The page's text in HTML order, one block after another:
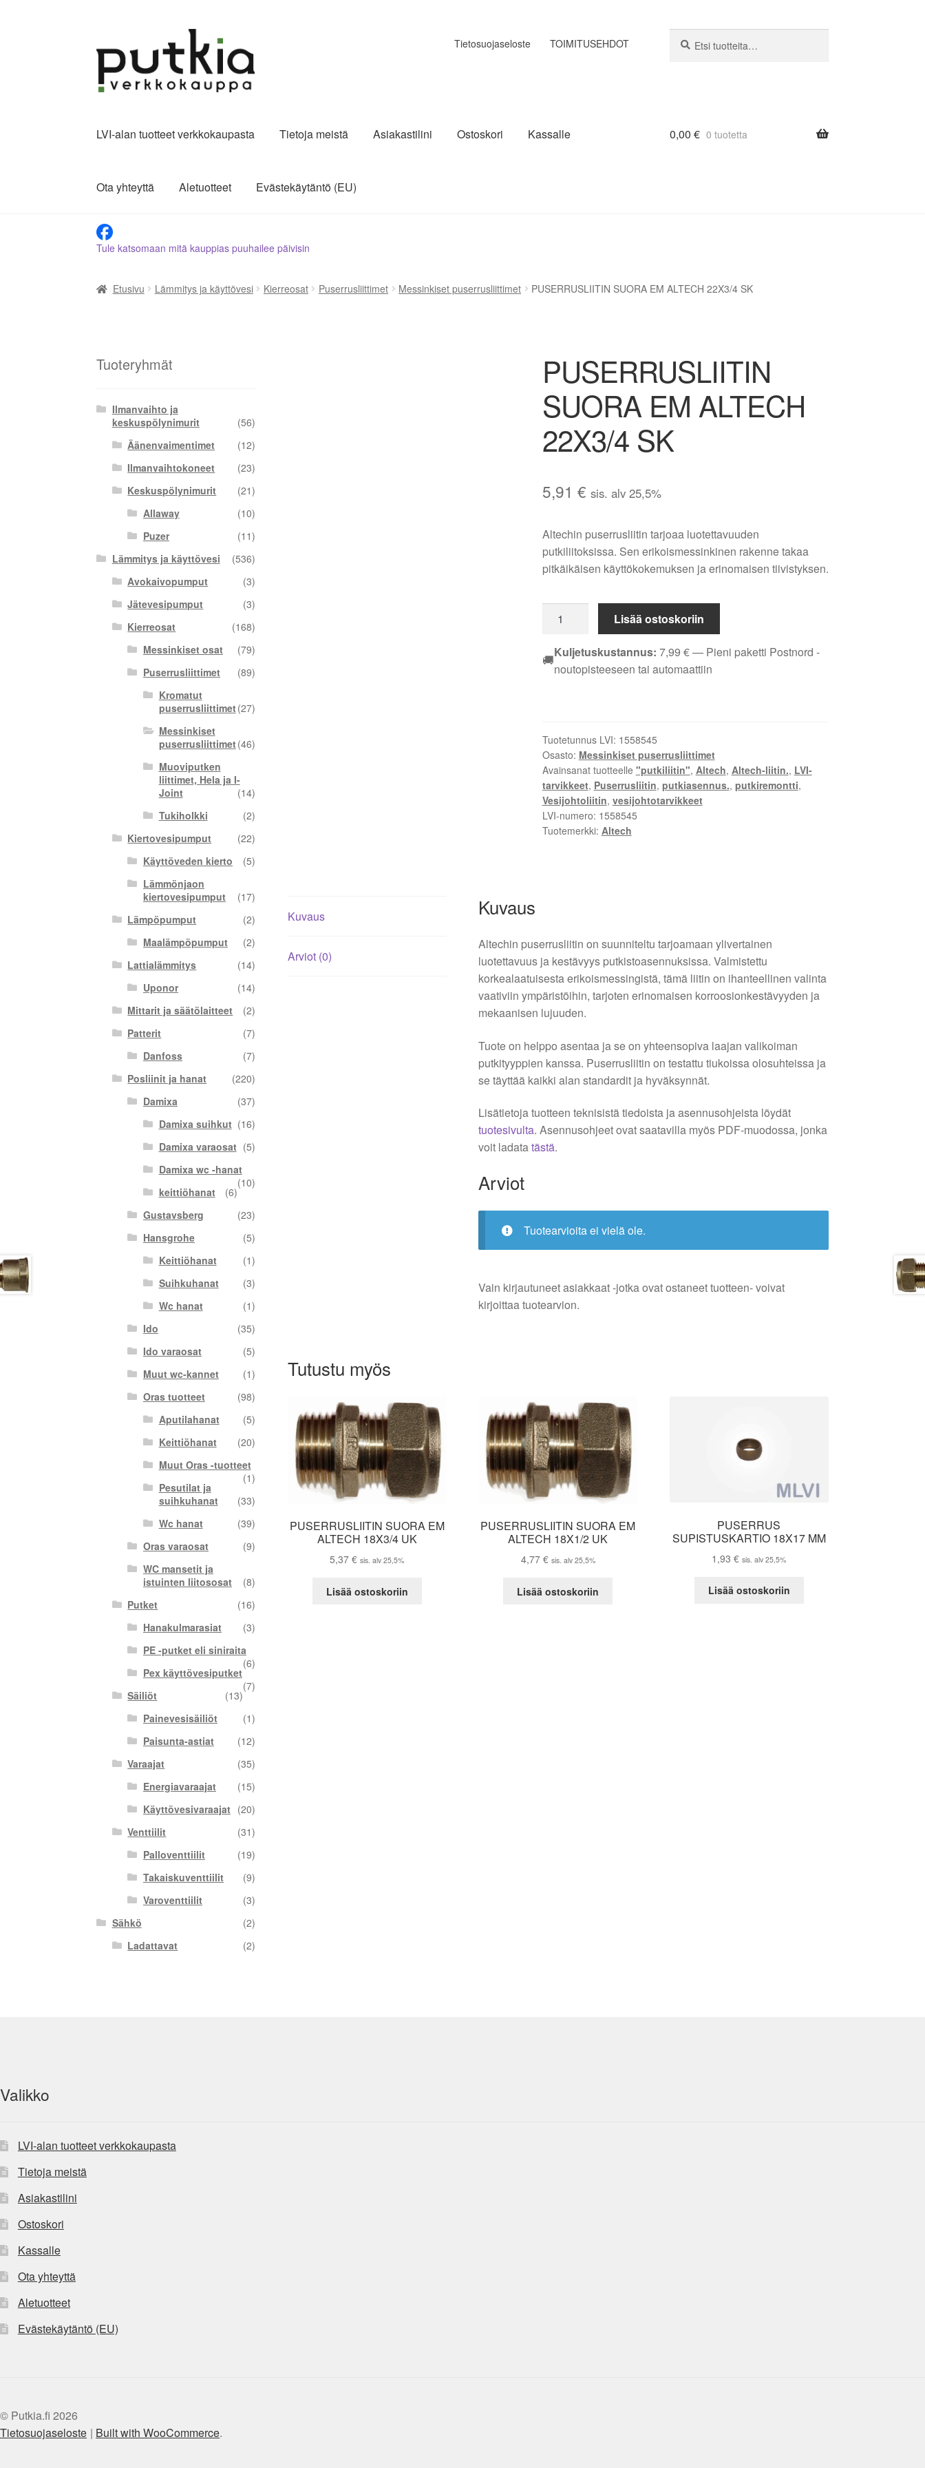
navigointiin
sisältöön
Tietosuojaseloste TOIMITUSEHDOT
LVI-alan tuotteet verkkokaupasta Tietoja meistä Asiakastilini Ostoskori Kassalle
Ota yhteyttä Aletuotteet Evästekäytäntö (EU)
0,00 € 0 tuotetta
Tule katsomaan mitä kauppias puuhailee päivisin
Etusivu Lämmitys ja käyttövesi Kierreosat Puserrusliittimet Messinkiset puserrusliittimet PUSERRUSLIITIN SUORA EM ALTECH 22X3/4 SK
PUSERRUSLIITIN
SUORA EM ALTECH
22X3/4 SK
5,91 € sis. alv 25,5%
Altechin puserrusliitin tarjoaa luotettavuuden
putkiliitoksissa. Sen erikoismessinkinen rakenne takaa
pitkäikäisen käyttökokemuksen ja erinomaisen tiivistyksen.
PUSERRUSLIITIN
SUORA
EM
ALTECH
Lisää ostoskoriin
🚚Kuljetuskustannus: 7,99 €— Pieni paketti Postnord -
noutopisteeseen tai automaattiin
Tuotetunnus LVI: 1558545
Osasto: Messinkiset puserrusliittimet
Avainsanat tuotteelle "putkiliitin", Altech, Altech-liitin., LVI-
tarvikkeet, Puserrusliitin, putkiasennus., putkiremontti,
Vesijohtoliitin, vesijohtotarvikkeet
LVI-numero: 1558545
Tuotemerkki: Altech
Kuvaus
Arviot (0)
Kuvaus
Altechin puserrusliitin on suunniteltu tarjoamaan ylivertainen
luotettavuus ja kestävyys putkistoasennuksissa. Valmistettu
korkealaatuisesta erikoismessingistä, tämä liitin on ihanteellinen valinta
vaativiin ympäristöihin, tarjoten erinomaisen korroosionkestävyyden ja
mekaanisen lujuuden.
Tuote on helppo asentaa ja se on yhteensopiva laajan valikoiman
putkityyppien kanssa. Puserrusliitin on testattu tiukoissa olosuhteissa ja
se täyttää kaikki alan standardit ja hyväksynnät.
Lisätietoja tuotteen teknisistä tiedoista ja asennusohjeista löydät
tuotesivulta. Asennusohjeet ovat saatavilla myös PDF-muodossa, jonka
voit ladatatästä.
Arviot
Tuotearvioita ei vielä ole.
Vain kirjautuneet asiakkaat -jotka ovat ostaneet tuotteen- voivat
kirjoittaa tuotearvion.
Tutustu myös
PUSERRUSLIITIN SUORA EM
ALTECH 18X3/4 UK
5,37€ sis. alv 25,5%
Lisää ostoskoriin
PUSERRUSLIITIN SUORA EM
ALTECH 18X1/2 UK
4,77 € sis. alv 25,5%
Lisää ostoskoriin
PUSERRUS
SUPISTUSKARTIO 18X17 MM
1,93€ sis. alv 25,5%
Lisää ostoskoriin
Tuoteryhmät
Ilmanvaihto ja
keskuspölynimurit
(56)
Äänenvaimentimet
(12)
Ilmanvaihtokoneet
(23)
Keskuspölynimurit
(21)
Allaway
(10)
Puzer
(11)
Lämmitys ja käyttövesi
(536)
Avokaivopumput
(3)
Jätevesipumput
(3)
Kierreosat
(168)
Messinkiset osat
(79)
Puserrusliittimet
(89)
Kromatut
puserrusliittimet(27)
Messinkiset
puserrusliittimet(46)
Muoviputken
liittimet, Hela ja I-
Joint
(14)
Tukiholkki
(2)
Kiertovesipumput
(22)
Käyttöveden kierto
(5)
Lämmönjaon
kiertovesipumput
(17)
Lämpöpumput
(2)
Maalämpöpumput
(2)
Lattialämmitys
(14)
Uponor
(14)
Mittarit ja säätölaitteet
(2)
Patterit
(7)
Danfoss
(7)
Posliinit ja hanat
(220)
Damixa
(37)
Damixa suihkut (16)
Damixa varaosat (5)
Damixa wc -hanat
(10)
keittiöhanat
(6)
Gustavsberg
(23)
Hansgrohe
(5)
Keittiöhanat
(1)
Suihkuhanat
(3)
Wc hanat
(1)
Ido
(35)
Ido varaosat
(5)
Muut wc-kannet
(1)
Oras tuotteet
(98)
Aputilahanat
(5)
Keittiöhanat
(20)
Muut Oras -tuotteet
(1)
Pesutilat ja
suihkuhanat
(33)
Wc hanat
(39)
Oras varaosat
(9)
WC mansetit ja
istuinten liitososat
(8)
Putket
(16)
Hanakulmarasiat
(3)
PE -putket eli siniraita
(6)
Pex käyttövesiputket
(7)
Säiliöt
(13)
Painevesisäiliöt
(1)
Paisunta-astiat
(12)
Varaajat
(35)
Energiavaraajat
(15)
Käyttövesivaraajat (20)
Venttiilit
(31)
Palloventtiilit
(19)
Takaiskuventtiilit
(9)
Varoventtiilit
(3)
Sähkö
(2)
Ladattavat
(2)
Valikko
LVI-alan tuotteet verkkokaupasta
Tietoja meistä
Asiakastilini
Ostoskori
Kassalle
Ota yhteyttä
Aletuotteet
Evästekäytäntö (EU)
© Putkia.fi 2026
Tietosuojaseloste
Built with WooCommerce.